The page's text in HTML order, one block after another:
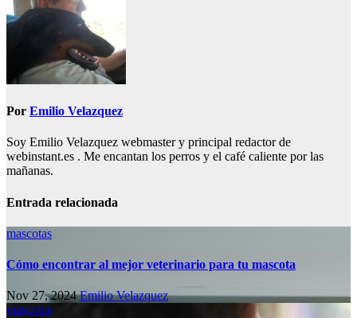
Por Emilio Velazquez
Soy Emilio Velazquez webmaster y principal redactor de
webinstant.es . Me encantan los perros y el café caliente por las
mañanas.
Entrada relacionada
mascotas
Cómo encontrar al mejor veterinario para tu mascota
Nov 27, 2024Emilio Velazquez
mascotas